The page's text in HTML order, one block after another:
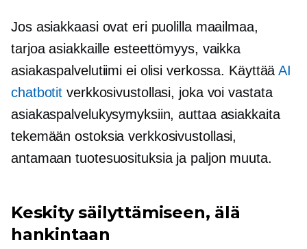
Jos asiakkaasi ovat eri puolilla maailmaa,
tarjoa asiakkaille esteettömyys, vaikka
asiakaspalvelutiimi ei olisi verkossa. KäyttääAI
chatbotit verkkosivustollasi, joka voi vastata
asiakaspalvelukysymyksiin, auttaa asiakkaita
tekemään ostoksia verkkosivustollasi,
antamaan tuotesuosituksia ja paljon muuta.
Keskity säilyttämiseen, älä
hankintaan